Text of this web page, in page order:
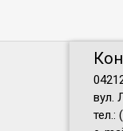
вул.
тел.: